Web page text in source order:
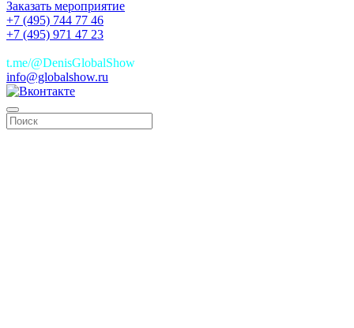
Заказать мероприятие
+7 (495) 744 77 46
+7 (495) 971 47 23
t.me/@DenisGlobalShow
info@globalshow.ru